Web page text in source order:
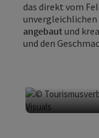
das direkt vom
unvergleichlichen
angebautund
und den